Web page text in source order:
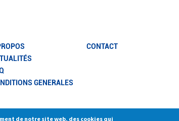
de notre site web, des cookies qui
GENERALES
CONTACT